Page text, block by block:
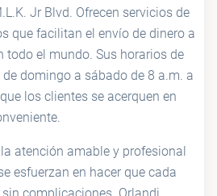
Jr Blvd. Ofrecen servicios de
que facilitan el envío de dinero a
todo el mundo. Sus horarios de
domingo a sábado de 8 a.m. a
los clientes se acerquen en
atención amable y profesional
esfuerzan en hacer que cada
complicaciones. Orlandi